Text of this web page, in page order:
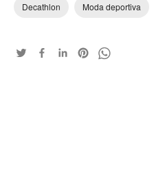
Decathlon Moda deportiva